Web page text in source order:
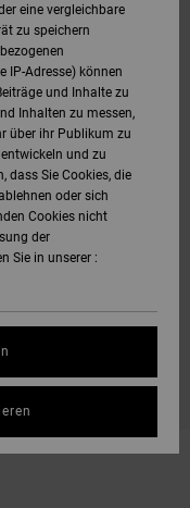
eine vergleichbare
zu speichern
IP-Adresse) können
und Inhalte zu
Inhalten zu messen,
über ihr Publikum zu
und zu
dass Sie Cookies, die
oder sich
Cookies nicht
der
Sie in unserer :